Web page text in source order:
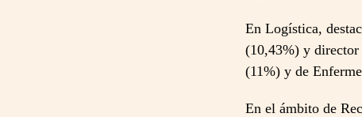
En Logística,
(10,43%) y
(11%) y de
En el ámbito de